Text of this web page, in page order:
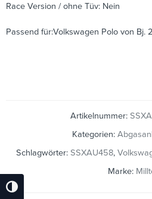
Umschalten Auf Hohe Kontraste
Race Version / ohne Tüv: Nein
Passend für:Volkswagen Polo von Bj.
Artikelnummer:
Kategorien:
Schlagwörter: SSXAU458,
Marke: